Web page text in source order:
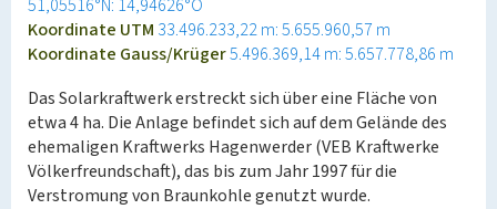
51,05516°N: 14,94626°O
Koordinate UTM 33.496.233,22 m: 5.655.960,57 m
Koordinate Gauss/Krüger5.496.369,14 m: 5.657.778,86 m
Das Solarkraftwerk erstreckt sich über eine Fläche von
etwa 4 ha. Die Anlage befindet sich auf dem Gelände des
ehemaligen Kraftwerks Hagenwerder (VEB Kraftwerke
Völkerfreundschaft), das bis zum Jahr 1997 für die
Verstromung von Braunkohle genutzt wurde.